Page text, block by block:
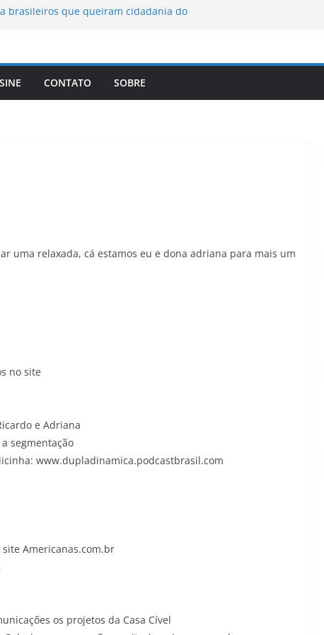
brasileiros que queiram cidadania do
assinam protocolo sobre a
CONTATO SOBRE
uma relaxada, cá estamos eu e dona adriana para mais um
no site
e Adriana
segmentação
www.dupladinamica.podcastbrasil.com
site Americanas.com.br
os projetos da Casa Cível